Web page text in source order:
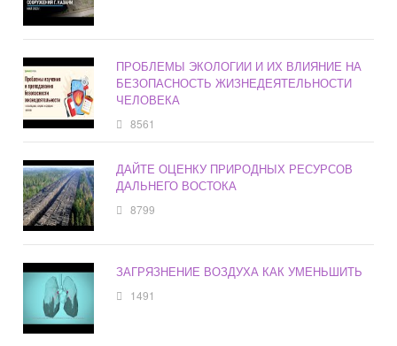
ПРОБЛЕМЫ ЭКОЛОГИИ И ИХ ВЛИЯНИЕ НА
БЕЗОПАСНОСТЬ ЖИЗНЕДЕЯТЕЛЬНОСТИ
ЧЕЛОВЕКА
8561
ДАЙТЕ ОЦЕНКУ ПРИРОДНЫХ РЕСУРСОВ
ДАЛЬНЕГО ВОСТОКА
8799
ЗАГРЯЗНЕНИЕ ВОЗДУХА КАК УМЕНЬШИТЬ
1491